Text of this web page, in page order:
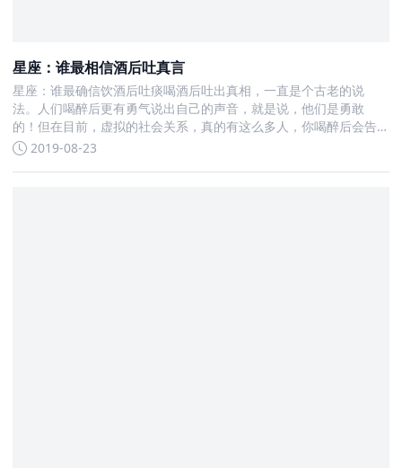
星座：谁最相信酒后吐真言
星座：谁最确信饮酒后吐痰喝酒后吐出真相，一直是个古老的说
法。人们喝醉后更有勇气说出自己的声音，就是说，他们是勇敢
的！但在目前，虚拟的社会关系，真的有这么多人，你喝醉后会告
诉你真实的想法吗
2019-08-23